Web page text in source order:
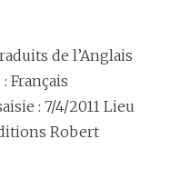
de l’Anglais
Français
: 7/4/2011 Lieu
Robert